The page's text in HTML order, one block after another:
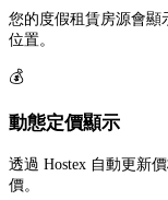
您的度假租賃房源會顯
位置。
💰
動態定價顯示
透過 Hostex 自動更新
價。